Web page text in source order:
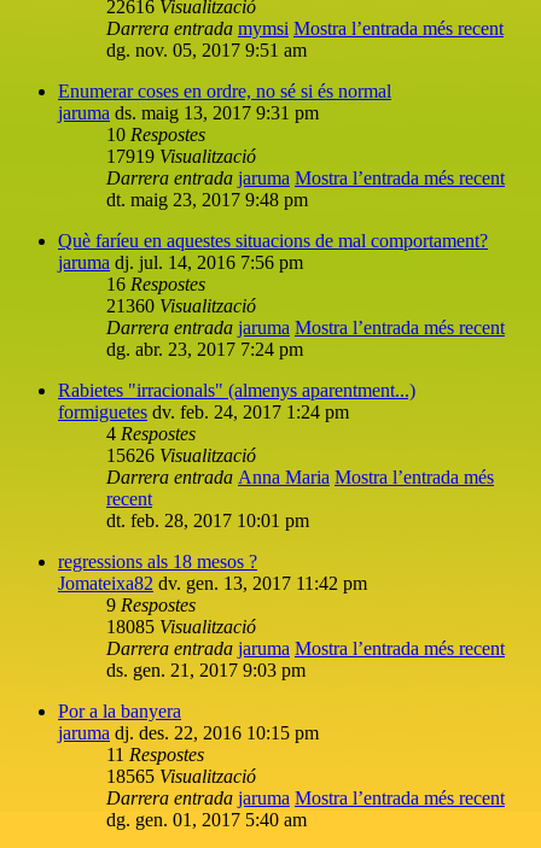
22616 Visualització
Darrera entrada mymsi Mostra l’entrada més recent
dg. nov. 05, 2017 9:51 am
Enumerar coses en ordre, no sé si és normal
jaruma ds. maig 13, 2017 9:31 pm
10 Respostes
17919 Visualització
Darrera entrada jaruma Mostra l’entrada més recent
dt. maig 23, 2017 9:48 pm
Què faríeu en aquestes situacions de mal comportament?
jaruma dj. jul. 14, 2016 7:56 pm
16 Respostes
21360 Visualització
Darrera entrada jaruma Mostra l’entrada més recent
dg. abr. 23, 2017 7:24 pm
Rabietes "irracionals" (almenys aparentment...)
formiguetes dv. feb. 24, 2017 1:24 pm
4 Respostes
15626 Visualització
Darrera entrada Anna Maria Mostra l’entrada més
recent
dt. feb. 28, 2017 10:01 pm
regressions als 18 mesos ?
Jomateixa82 dv. gen. 13, 2017 11:42 pm
9 Respostes
18085 Visualització
Darrera entrada jaruma Mostra l’entrada més recent
ds. gen. 21, 2017 9:03 pm
Por a la banyera
jaruma dj. des. 22, 2016 10:15 pm
11 Respostes
18565 Visualització
Darrera entrada jaruma Mostra l’entrada més recent
dg. gen. 01, 2017 5:40 am